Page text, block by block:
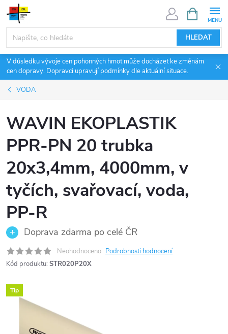
Přejít
obsah
HLEDAT
NÁKUPNÍ
KOŠÍK
V důsledku vývoje cen pohonných hmot může docházet ke změnám
cen dopravy. Dopravci upravují podmínky dle aktuální situace.
VODA
WAVIN EKOPLASTIK
PPR-PN 20 trubka
20x3,4mm, 4000mm, v
tyčích, svařovací, voda,
PP-R
Doprava zdarma po celé ČR
Neohodnoceno Podrobnosti hodnocení
Kód produktu: STR020P20X
Tip